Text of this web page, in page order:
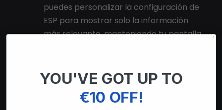
puedes personalizar la configuración de
ESP para mostrar solo la información
más relevante, manteniendo tu pantalla
3. Sin Retroceso y Sin Dispersión
características de sin retroceso y sin
YOU'VE GOT UP TO
€10 OFF!